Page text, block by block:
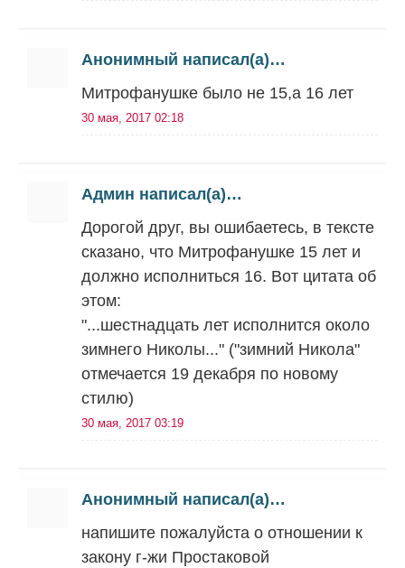
Анонимный написал(а)…
Митрофанушке было не 15,а 16 лет
30 мая, 2017 02:18
Админ написал(а)…
Дорогой друг, вы ошибаетесь, в тексте
сказано, что Митрофанушке 15 лет и
должно исполниться 16. Вот цитата об
этом:
"...шестнадцать лет исполнится около
зимнего Николы..." ("зимний Никола"
отмечается 19 декабря по новому
стилю)
30 мая, 2017 03:19
Анонимный написал(а)…
напишите пожалуйста о отношении к
закону г-жи Простаковой